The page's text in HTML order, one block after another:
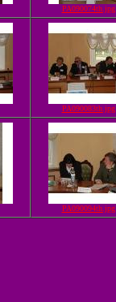
PA090074th.jpg
PA090083th.jpg
PA090094th.jpg